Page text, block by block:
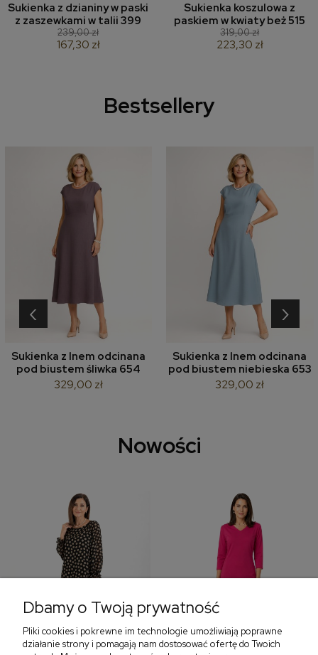
Sukienka z dzianiny w paski
z zaszewkami w talii 399
239,00 zł
167,30 zł
Sukienka koszulowa z
paskiem w kwiaty beż 515
319,00 zł
223,30 zł
Bestsellery
Sukienka z lnem odcinana
pod biustem śliwka 654
329,00 zł
Sukienka z lnem odcinana
pod biustem niebieska 653
329,00 zł
‹ ›
Nowości
Dbamy o Twoją prywatność
Pliki cookies i pokrewne im technologie umożliwiają poprawne
działanie strony i pomagają nam dostosować ofertę do Twoich